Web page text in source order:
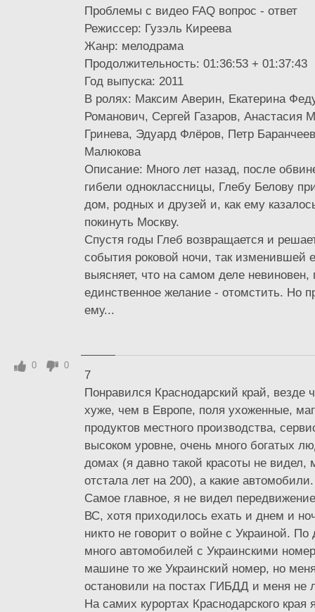
Проблемы с видео FAQ вопрос - ответ
Режиссер: Гузэль Киреева
Жанр: мелодрама
Продолжительность: 01:36:53 + 01:37:43
Год выпуска: 2011
В ролях: Максим Аверин, Екатерина
Романович, Сергей Газаров, Анастасия
Гринева, Эдуард Флёров, Петр
Малюкова
Описание: Много лет назад, после
гибели одноклассницы, Глебу Белову
дом, родных и друзей и, как ему
покинуть Москву.
Спустя годы Глеб возвращается и
события роковой ночи, так изменившей
выясняет, что на самом деле невиновен,
единственное желание - отомстить. Но
ему...
7
Понравился Краснодарский край, везде
хуже, чем в Европе, поля ухоженные,
продуктов местного производства,
высоком уровне, очень много богатых
домах (я давно такой красоты не видел,
отстала лет на 200), а какие автомобили.
Самое главное, я не видел
ВС, хотя приходилось ехать и днем и
никто не говорит о войне с Украиной. По
много автомобилей с Украинскими
машине то же Украинский номер, но
остановили на постах ГИБДД и меня не
На самих курортах Краснодарского края
0 0